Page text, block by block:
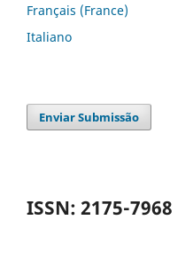
Français (France)
Italiano
Enviar Submissão
ISSN: 2175-7968